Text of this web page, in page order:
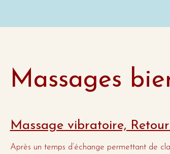
Massages
Massage vibratoire,
Après un temps d’échange permettant de